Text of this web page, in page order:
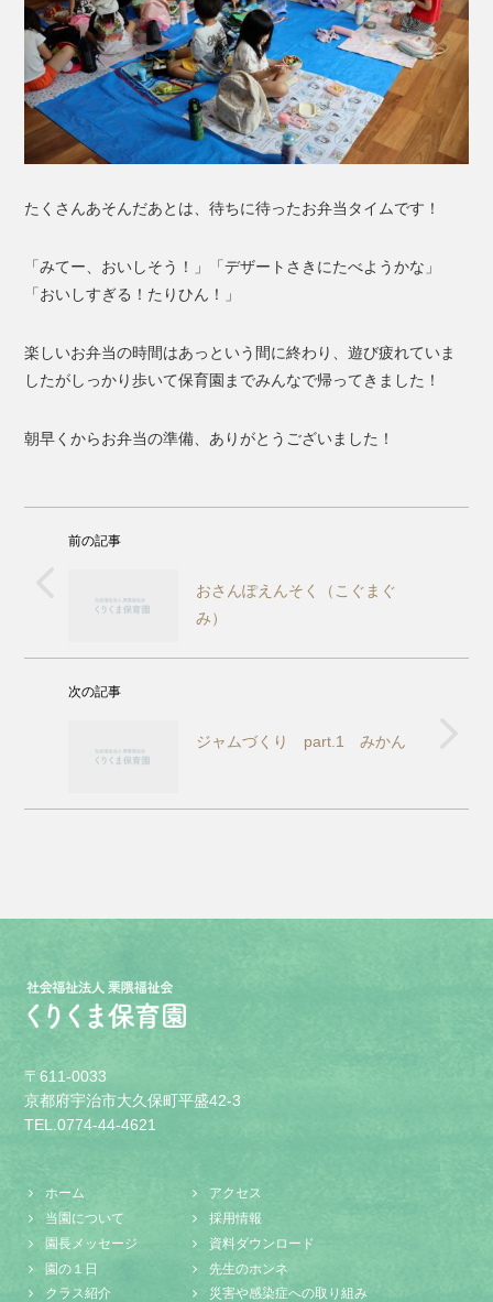
たくさんあそんだあとは、待ちに待ったお弁当タイムです！
「みてー、おいしそう！」「デザートさきにたべようかな」
「おいしすぎる！たりひん！」
楽しいお弁当の時間はあっという間に終わり、遊び疲れていま
したがしっかり歩いて保育園までみんなで帰ってきました！
朝早くからお弁当の準備、ありがとうございました！
前の記事
おさんぽえんそく（こぐまぐ
み）
次の記事
ジャムづくり part.1 みかん
〒611-0033
京都府宇治市大久保町平盛42-3
TEL.0774-44-4621
ホーム
当園について
園長メッセージ
園の１日
クラス紹介
アクセス
採用情報
資料ダウンロード
先生のホンネ
災害や感染症への取り組み